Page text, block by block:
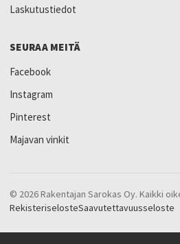
Laskutustiedot
SEURAA MEITÄ
Facebook
Instagram
Pinterest
Majavan vinkit
© 2026 Rakentajan Sarokas Oy. Kaikki
RekisteriselosteSaavutettavuusseloste